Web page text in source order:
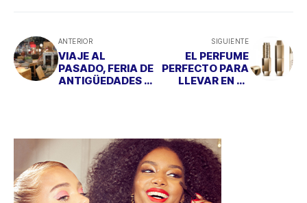
ANTERIOR
VIAJE AL
PASADO, FERIA DE
ANTIGÜEDADES Y
SIGUIENTE
EL PERFUME
PERFECTO PARA
LLEVAR EN EL